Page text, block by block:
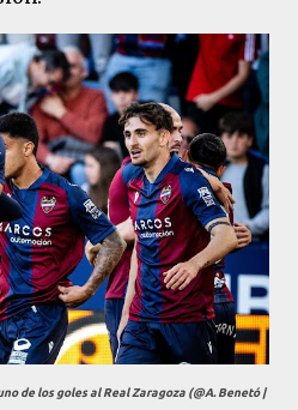
de los goles al Real Zaragoza (@A. Benetó |